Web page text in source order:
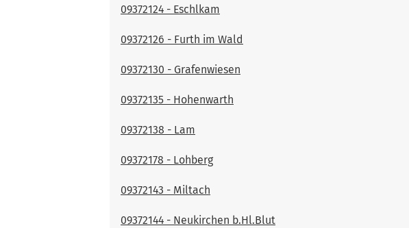
09372124 - Eschlkam
09372126 - Furth im Wald
09372130 - Grafenwiesen
09372135 - Hohenwarth
09372138 - Lam
09372178 - Lohberg
09372143 - Miltach
09372144 - Neukirchen b.Hl.Blut